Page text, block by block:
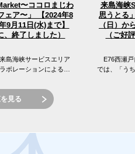
〜ココロまじわ
ア〜」 【2024年8
9月11日(水)まで】
、終了しました）
島海峡サービスエリア
ボレーションによる
開催...
来島海峡
思うとる
（日）か
（ご好
E76西瀬戸
では、「う
見る